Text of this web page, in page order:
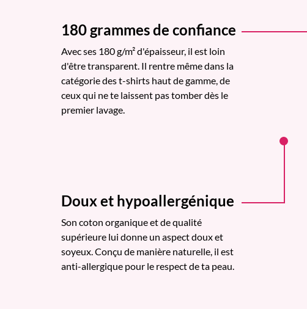
180 grammes de confiance
Avec ses 180 g/m² d'épaisseur, il est loin
d'être transparent. Il rentre même dans la
catégorie des t-shirts haut de gamme, de
ceux qui ne te laissent pas tomber dès le
premier lavage.
Doux et hypoallergénique
Son coton organique et de qualité
supérieure lui donne un aspect doux et
soyeux. Conçu de manière naturelle, il est
anti-allergique pour le respect de ta peau.